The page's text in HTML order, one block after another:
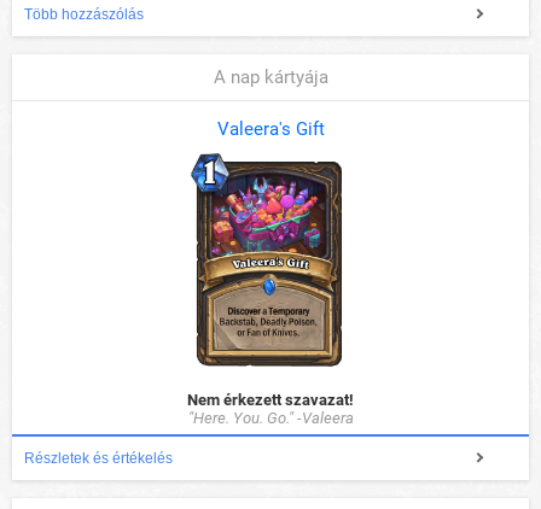
Több hozzászólás
A nap kártyája
Valeera's Gift
Nem érkezett szavazat!
"Here. You. Go." -Valeera
Részletek és értékelés